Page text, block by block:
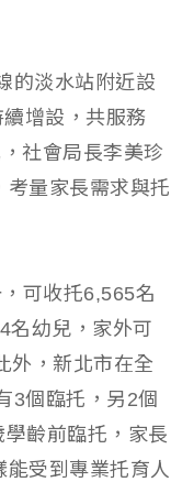
的淡水站附近設
增設，共服務
社會局長李美珍
量家長需求與托
可收托6,565名
名幼兒，家外可
外，新北市在全
3個臨托，另2個
齡前臨托，家長
受到專業托育人